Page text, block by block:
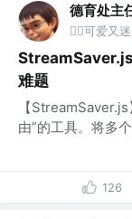
德育处主
StreamSaver.js
难题
【
由”的工具。将多
126